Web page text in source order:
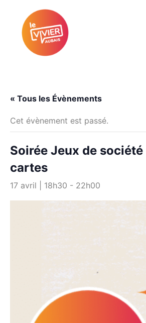
« Tous les Évènements
Cet évènement est passé.
Soirée Jeux de
cartes
17 avril | 18h30 - 22h00